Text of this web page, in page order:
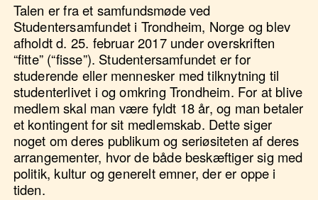
Talen er fra et samfundsmøde ved
Studentersamfundet i Trondheim, Norge og blev
afholdt d. 25. februar 2017 under overskriften
“fitte” (“fisse”). Studentersamfundet er for
studerende eller mennesker med tilknytning til
studenterlivet i og omkring Trondheim. For at blive
medlem skal man være fyldt 18 år, og man betaler
et kontingent for sit medlemskab. Dette siger
noget om deres publikum og seriøsiteten af deres
arrangementer, hvor de både beskæftiger sig med
politik, kultur og generelt emner, der er oppe i
tiden.